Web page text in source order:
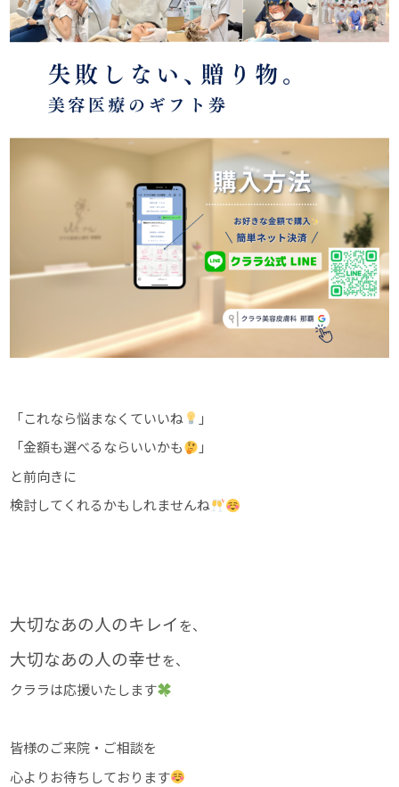
「これなら悩まなくていいね
」
「金額も選べるならいいかも
」
と前向きに
検討してくれるかもしれませんね
大切なあの人のキレイを、
大切なあの人の幸せを、
クララは応援いたします
皆様のご来院・ご相談を
心よりお待ちしております